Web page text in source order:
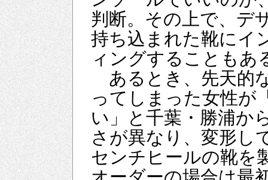
判断。その上で、デ
持ち込まれた靴にイ
ィングすることもあ
あるとき、先天的
ってしまった女性が
い」と千葉・勝浦か
さが異なり、変形し
センチヒールの靴を